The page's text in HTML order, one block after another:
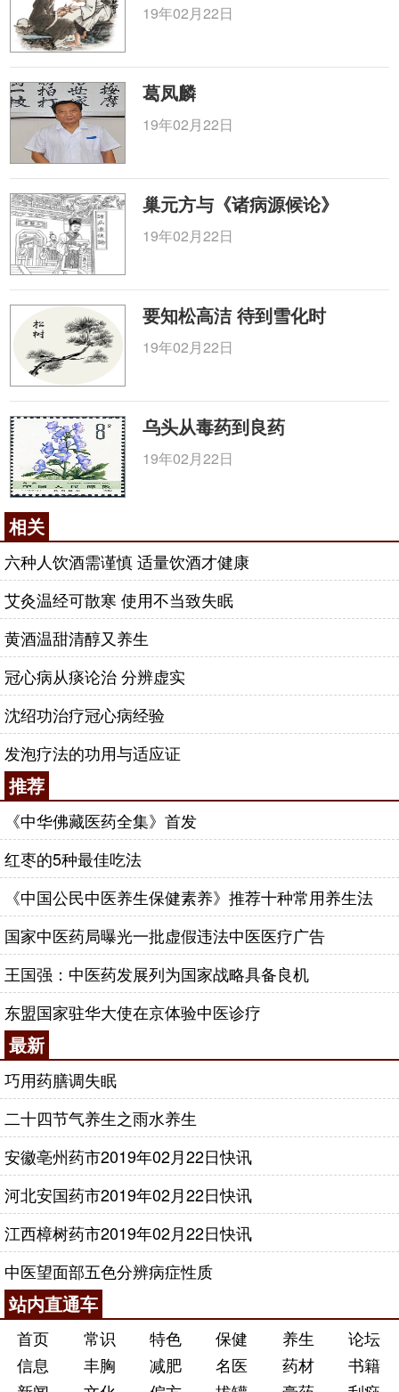
19年02月22日
葛凤麟
19年02月22日
巢元方与《诸病源候论》
19年02月22日
要知松高洁 待到雪化时
19年02月22日
乌头从毒药到良药
19年02月22日
相关
六种人饮酒需谨慎 适量饮酒才健康
艾灸温经可散寒 使用不当致失眠
黄酒温甜清醇又养生
冠心病从痰论治 分辨虚实
沈绍功治疗冠心病经验
发泡疗法的功用与适应证
推荐
《中华佛藏医药全集》首发
红枣的5种最佳吃法
《中国公民中医养生保健素养》推荐十种常用养生法
国家中医药局曝光一批虚假违法中医医疗广告
王国强：中医药发展列为国家战略具备良机
东盟国家驻华大使在京体验中医诊疗
最新
巧用药膳调失眠
二十四节气养生之雨水养生
安徽亳州药市2019年02月22日快讯
河北安国药市2019年02月22日快讯
江西樟树药市2019年02月22日快讯
中医望面部五色分辨病症性质
站内直通车
首页 常识 特色 保健 养生
论坛
信息
丰胸 减肥 名医 药材
书籍